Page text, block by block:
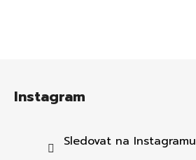
Instagram
Sledovat na Instagramu